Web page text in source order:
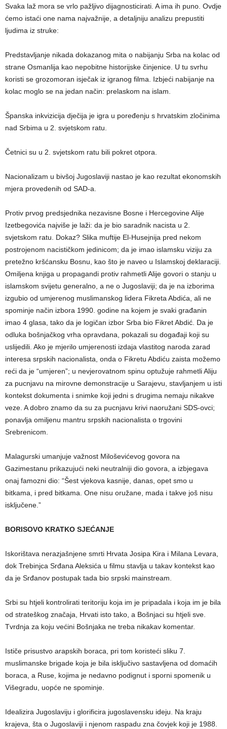
Svaka laž mora se vrlo pažljivo dijagnosticirati. A ima ih puno. Ovdje
ćemo istaći one nama najvažnije, a detaljniju analizu prepustiti
ljudima iz struke:
Predstavljanje nikada dokazanog mita o nabijanju Srba na kolac od
strane Osmanlija kao nepobitne historijske činjenice. U tu svrhu
koristi se grozomoran isječak iz igranog filma. Izbjeći nabijanje na
kolac moglo se na jedan način: prelaskom na islam.
Španska inkvizicija dječija je igra u poređenju s hrvatskim zločinima
nad Srbima u 2. svjetskom ratu.
Četnici su u 2. svjetskom ratu bili pokret otpora.
Nacionalizam u bivšoj Jugoslaviji nastao je kao rezultat ekonomskih
mjera provedenih od SAD‑a.
Protiv prvog predsjednika nezavisne Bosne i Hercegovine Alije
Izetbegovića najviše je laži: da je bio saradnik nacista u 2.
svjetskom ratu. Dokaz? Slika muftije El-Husejnija pred nekom
postrojenom nacističkom jedinicom; da je imao islamsku viziju za
pretežno kršćansku Bosnu, kao što je naveo u Islamskoj deklaraciji.
Omiljena knjiga u propagandi protiv rahmetli Alije govori o stanju u
islamskom svijetu generalno, a ne o Jugoslaviji; da je na izborima
izgubio od umjerenog muslimanskog lidera Fikreta Abdića, ali ne
spominje način izbora 1990. godine na kojem je svaki građanin
imao 4 glasa, tako da je logičan izbor Srba bio Fikret Abdić. Da je
odluka bošnjačkog vrha opravdana, pokazali su događaji koji su
uslijedili. Ako je mjerilo umjerenosti izdaja vlastitog naroda zarad
interesa srpskih nacionalista, onda o Fikretu Abdiću zaista možemo
reći da je “umjeren”; u nevjerovatnom spinu optužuje rahmetli Aliju
za pucnjavu na mirovne demonstracije u Sarajevu, stavljanjem u isti
kontekst dokumenta i snimke koji jedni s drugima nemaju nikakve
veze. A dobro znamo da su za pucnjavu krivi naoružani SDS-ovci;
ponavlja omiljenu mantru srpskih nacionalista o trgovini
Srebrenicom.
Malagurski umanjuje važnost Miloševićevog govora na
Gazimestanu prikazujući neki neutralniji dio govora, a izbjegava
onaj famozni dio: “Šest vjekova kasnije, danas, opet smo u
bitkama, i pred bitkama. One nisu oružane, mada i takve još nisu
isključene.”
BORISOVO KRATKO SJEĆANJE
Iskorištava nerazjašnjene smrti Hrvata Josipa Kira i Milana Levara,
dok Trebinjca Srđana Aleksića u filmu stavlja u takav kontekst kao
da je Srđanov postupak tada bio srpski mainstream.
Srbi su htjeli kontrolirati teritoriju koja im je pripadala i koja im je bila
od strateškog značaja, Hrvati isto tako, a Bošnjaci su htjeli sve.
Tvrdnja za koju većini Bošnjaka ne treba nikakav komentar.
Ističe prisustvo arapskih boraca, pri tom koristeći sliku 7.
muslimanske brigade koja je bila isključivo sastavljena od domaćih
boraca, a Ruse, kojima je nedavno podignut i sporni spomenik u
Višegradu, uopće ne spominje.
Idealizira Jugoslaviju i glorificira jugoslavensku ideju. Na kraju
krajeva, šta o Jugoslaviji i njenom raspadu zna čovjek koji je 1988.